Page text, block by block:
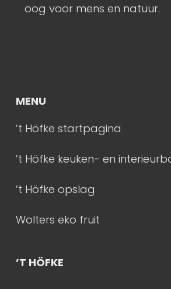
oog voor mens en natuur.
MENU
’t Höfke startpagina
’t Höfke keuken- en
’t Höfke opslag
Wolters eko fruit
’T HÖFKE